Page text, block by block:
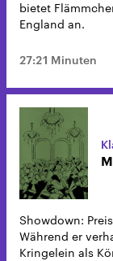
bietet
England an.
27:21 Minuten
Showdown:
Während er
Kringelein als